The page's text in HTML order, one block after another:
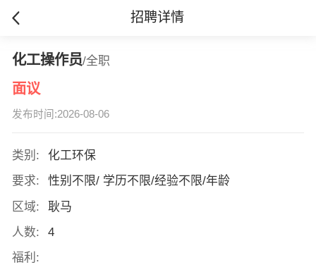
招聘详情
化工操作员/全职
面议
发布时间:2026-08-06
类别:
化工环保
要求:
性别不限/ 学历不限/经验不限/年龄
区域:
耿马
人数:
4
福利: